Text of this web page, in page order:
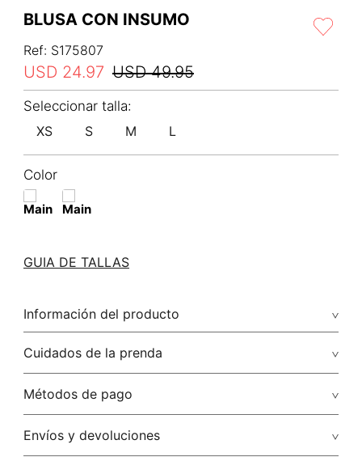
BLUSA CON INSUMO
Ref: S175807
USD 49.95
USD 24.97
XS S M L
Color
GUIA DE TALLAS
Información del producto
58.00% viscosa/viscose42.00% rayón/rayon
Cuidados de la prenda
Lavar a mano por separado / no dejar en remojo / no
Métodos de pago
Tarjetas de crédito: Visa, Dinners, Master Card y American
Envíos y devoluciones